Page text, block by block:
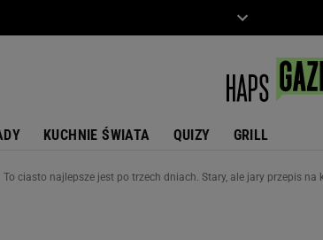
KUCHNIE ŚWIATA QUIZY GRILL
To ciasto najlepsze jest po trzech dniach. Stary, ale jary przepis na